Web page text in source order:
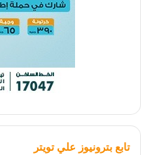
تابع بترونيوز علي تويتر